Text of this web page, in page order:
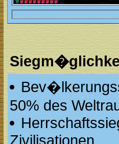
50% des
Zivilisationen